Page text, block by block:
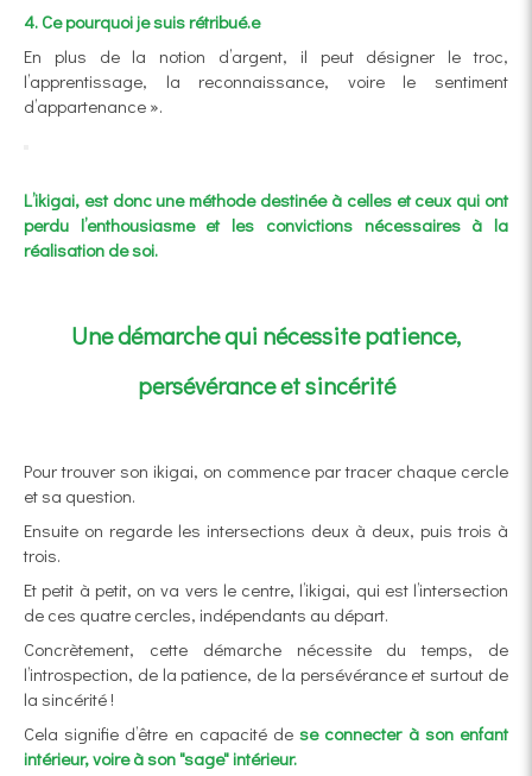
4. Ce pourquoi je suis rétribué.e
En plus de la notion d’argent, il peut désigner le troc,
l’apprentissage, la reconnaissance, voire le sentiment
d’appartenance ».
L’ikigai, est donc une méthode destinée à celles et ceux qui ont
perdu l’enthousiasme et les convictions nécessaires à la
réalisation de soi.
Une démarche qui nécessite patience,
persévérance et sincérité
Pour trouver son ikigai, on commence par tracer chaque cercle
et sa question.
Ensuite on regarde les intersections deux à deux, puis trois à
trois.
Et petit à petit, on va vers le centre, l’ikigai, qui est l’intersection
de ces quatre cercles, indépendants au départ.
Concrètement, cette démarche nécessite du temps, de
l’introspection, de la patience, de la persévérance et surtout de
la sincérité !
Cela signifie d’être en capacité dese connecter à son enfant
intérieur, voire à son "sage" intérieur.